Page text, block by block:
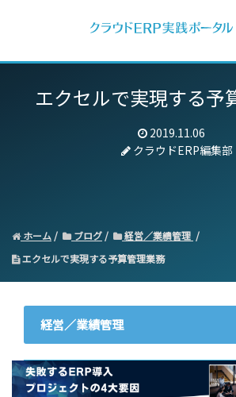
エクセルで実現する予
2019.11.06
クラウドERP編集部
ホーム ブログ
経営／業績管理
エクセルで実現する予算管理業務
経営／業績管理
ERP